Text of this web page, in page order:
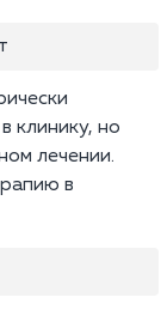
клинику, но
лечении.
в